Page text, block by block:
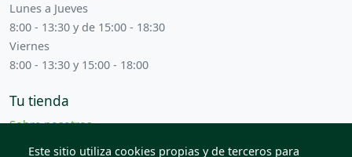
Lunes a Jueves
8:00 - 13:30 y de 15:00 - 18:30
Viernes
8:00 - 13:30 y 15:00 - 18:00
Tu tienda
Sobre nosotros
Términos y condiciones
Este sitio utiliza cookies propias y de terceros para